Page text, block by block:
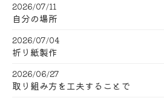
2026/07/11
自分の場所
2026/07/04
折り紙製作
2026/06/27
取り組み方を工夫することで